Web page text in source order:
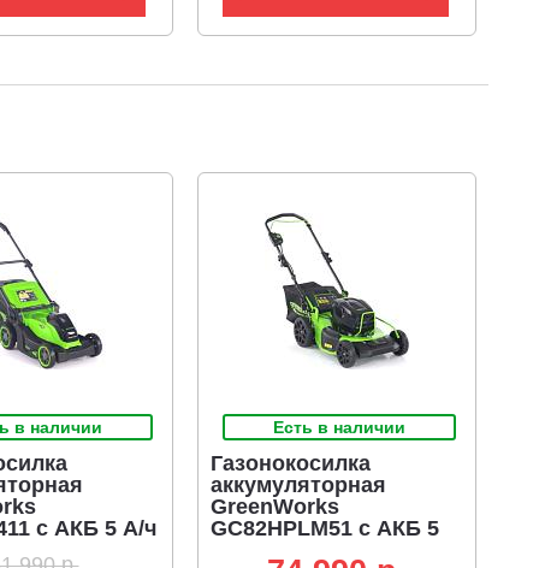
в наличии
с АКБ 5 А/ч
Есть в наличии
Газонокосилка
аккумуляторная
GreenWorks
GC82HPLM51 с АКБ 5